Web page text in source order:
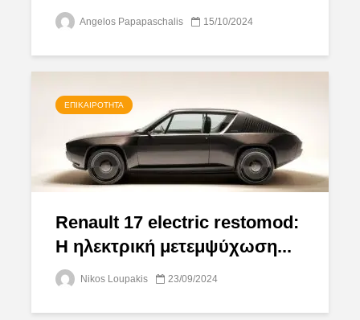
Angelos Papapaschalis 15/10/2024
ΕΠΙΚΑΙΡΌΤΗΤΑ
Renault 17 electric restomod:
Η ηλεκτρική μετεμψύχωση...
Nikos Loupakis 23/09/2024